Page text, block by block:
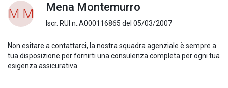
M M Mena Montemurro
Iscr. RUI n.:A000116865 del 05/03/2007
Non esitare a contattarci, la nostra squadra agenziale è sempre a
tua disposizione per fornirti una consulenza completa per ogni tua
esigenza assicurativa.